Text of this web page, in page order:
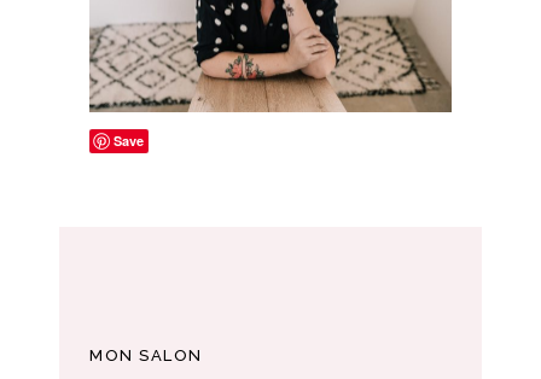
Save
MON SALON